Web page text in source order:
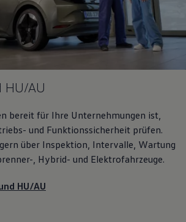
HU/AU
bereit für Ihre Unternehmungen ist,
und Funktionssicherheit prüfen.
über Inspektion, Intervalle, Wartung
, Hybrid- und Elektrofahrzeuge.
HU/AU